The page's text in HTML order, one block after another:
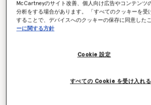
カラー ピーチ
McCartneyのサイト改善、個人向け広告やコンテンツ
分析をする場合があります。 「すべてのクッキーを受
することで、デバイスへのクッキーの保存に同意した
ーに関する方針
Cookie 設定
すべての Cookie を受け入れる